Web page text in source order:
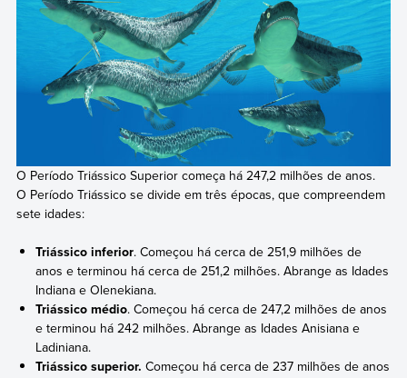
O Período Triássico Superior começa há 247,2 milhões de anos.
O Período Triássico se divide em três épocas, que compreendem
sete idades:
Triássico inferior. Começou há cerca de 251,9 milhões de
anos e terminou há cerca de 251,2 milhões. Abrange as Idades
Indiana e Olenekiana.
Triássico médio. Começou há cerca de 247,2 milhões de anos
e terminou há 242 milhões. Abrange as Idades Anisiana e
Ladiniana.
Triássico superior. Começou há cerca de 237 milhões de anos